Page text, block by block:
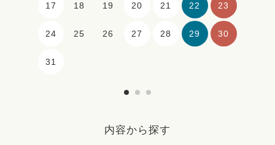
17 18 19 20 21 22 23
24 25 26 27 28 29 30
31
内容から探す